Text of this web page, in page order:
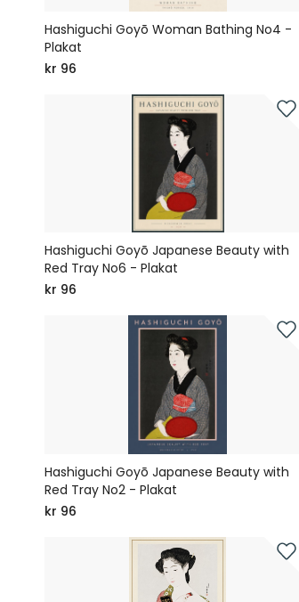
Hashiguchi Goyō Woman Bathing No4 -
Plakat
kr 96
Hashiguchi Goyō Japanese Beauty with
Red Tray No6 - Plakat
kr 96
Hashiguchi Goyō Japanese Beauty with
Red Tray No2 - Plakat
kr 96